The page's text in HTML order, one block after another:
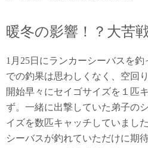
暖冬の影響！？大苦
1月25日にランカーシーバスを
での釣果は思わしくなく、空回
開始早々にセイゴサイズを１匹
ず。一緒に出撃していた弟子の
イズを数匹キャッチしていまし
シーバスが釣れていただけに期